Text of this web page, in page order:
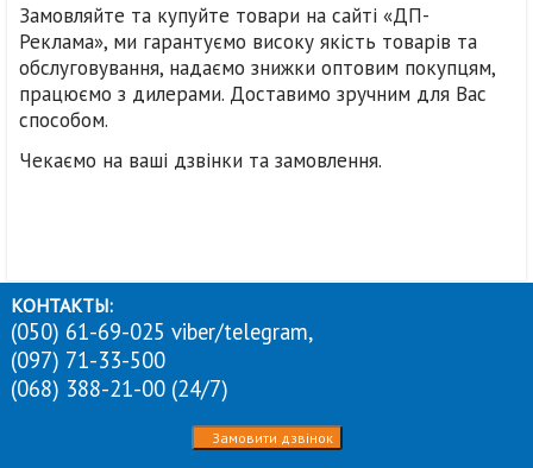
Замовляйте та купуйте товари на сайті «ДП-
Реклама», ми гарантуємо високу якість товарів та
обслуговування, надаємо знижки оптовим покупцям,
працюємо з дилерами. Доставимо зручним для Вас
способом.
Чекаємо на ваші дзвінки та замовлення.
КОНТАКТЫ:
(050) 61-69-025 viber/telegram,
(097) 71-33-500
(068) 388-21-00 (24/7)